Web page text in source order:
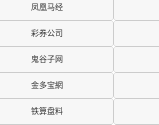
凤凰马经
彩券公司
鬼谷子网
金多宝網
铁算盘料